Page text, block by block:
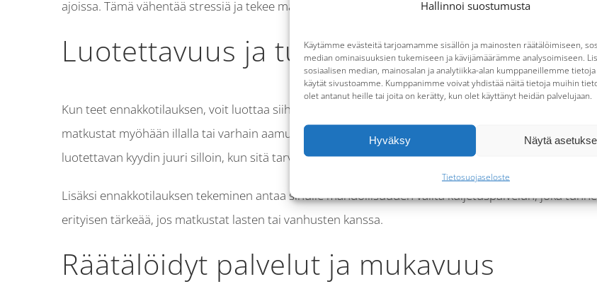
Hallinnoi suostumusta
Käytämme evästeitä tarjoamamme sisällön ja mainosten räätälöimiseen,
median ominaisuuksien tukemiseen ja kävijämäärämme analysoimiseen.
sosiaalisen median, mainosalan ja analytiikka-alan kumppaneillemme
käytät sivustoamme. Kumppanimme voivat yhdistää näitä tietoja muihin
olet antanut heille tai joita on kerätty, kun olet käyttänyt heidän palvelujaan.
Hyväksy Näytä
Tietosuojaseloste
ajoissa. Tämä vähentää stressiä ja tekee matkustamisesta sujuvampaa ja miellyttävämpää.
Luotettavuus ja turvallisuus
Kun teet ennakkotilauksen, voit luottaa siihen, että kuljetus on järjestetty ja että kuljettaja on
matkustat myöhään illalla tai varhain aamulla, jolloin taksien saatavuus voi olla rajallista.
luotettavan kyydin juuri silloin, kun sitä tarvitset.
Lisäksi ennakkotilauksen tekeminen antaa sinulle mahdollisuuden valita kuljetuspalvelun, joka
erityisen tärkeää, jos matkustat lasten tai vanhusten kanssa.
Räätälöidyt palvelut ja mukavuus